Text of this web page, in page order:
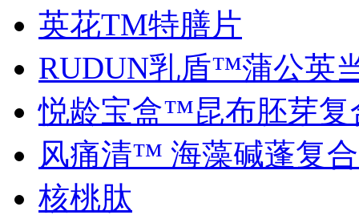
英花TM特膳片
RUDUN乳盾™蒲公英
悦龄宝盒™昆布胚芽复
风痛清™ 海藻碱蓬复
核桃肽